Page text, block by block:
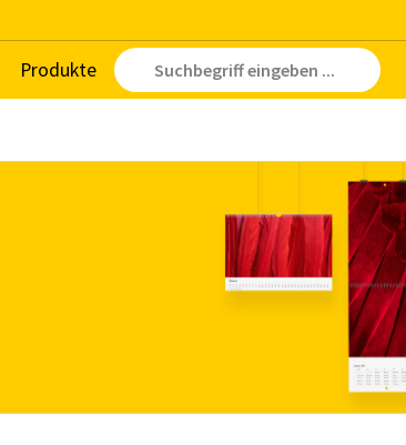
Pro­duk­te